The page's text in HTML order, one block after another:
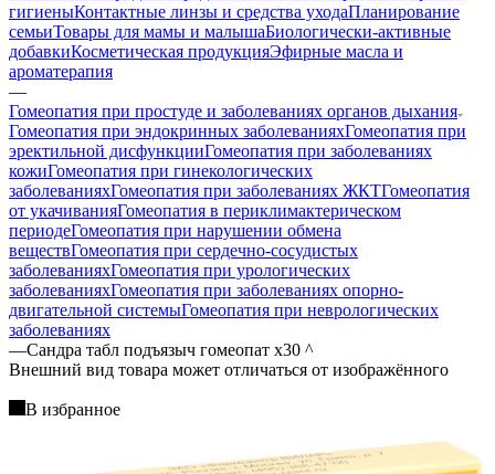
гигиеныКонтактные линзы и средства уходаПланирование
семьиТовары для мамы и малышаБиологически-активные
добавкиКосметическая продукцияЭфирные масла и
ароматерапия
—
Гомеопатия при простуде и заболеваниях органов дыхания
Гомеопатия при эндокринных заболеванияхГомеопатия при
эректильной дисфункцииГомеопатия при заболеваниях
кожиГомеопатия при гинекологических
заболеванияхГомеопатия при заболеваниях ЖКТГомеопатия
от укачиванияГомеопатия в периклимактерическом
периодеГомеопатия при нарушении обмена
веществГомеопатия при сердечно-сосудистых
заболеванияхГомеопатия при урологических
заболеванияхГомеопатия при заболеваниях опорно-
двигательной системыГомеопатия при неврологических
заболеваниях
—Сандра табл подъязыч гомеопат х30 ^
Bнешний вид товара может отличаться от изображённого
В избранное